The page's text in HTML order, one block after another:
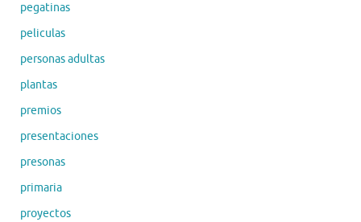
pegatinas
peliculas
personas adultas
plantas
premios
presentaciones
presonas
primaria
proyectos